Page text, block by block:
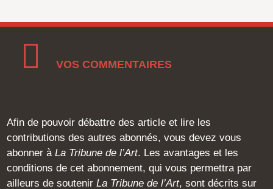
VOS COMMENTAIRES
Afin de pouvoir débattre des article et lire les
contributions des autres abonnés, vous devez vous
abonner àLa Tribune de l’Art. Les avantages et les
conditions de cet abonnement, qui vous permettra par
ailleurs de soutenirLa Tribune de l’Art, sont décrits sur